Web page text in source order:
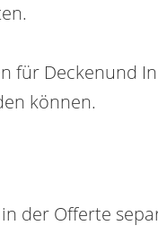
Deckenund
können.
der Offerte